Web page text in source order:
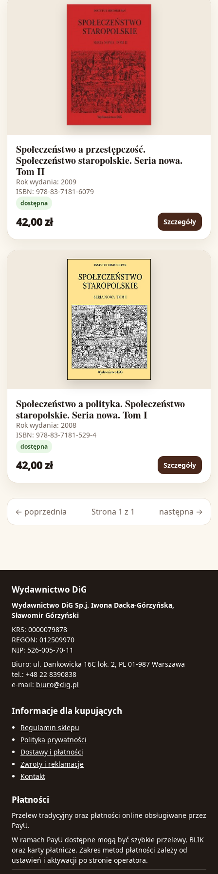
Społeczeństwo a przestępczość.
Społeczeństwo staropolskie. Seria nowa.
Tom II
Rok wydania: 2009
ISBN: 978-83-7181-6079
dostępna
42,00 zł Szczegóły
Społeczeństwo a polityka. Społeczeństwo
staropolskie. Seria nowa. Tom I
Rok wydania: 2008
ISBN: 978-83-7181-529-4
dostępna
42,00 zł Szczegóły
← poprzednia Strona 1 z 1 następna →
Wydawnictwo DiG
Wydawnictwo DiG Sp.j. Iwona Dacka-Górzyńska,
Sławomir Górzyński
KRS: 0000079878
REGON: 012509970
NIP: 526-005-70-11
Biuro: ul. Dankowicka 16C lok. 2, PL 01-987 Warszawa
tel.: +48 22 8390838
e-mail: biuro@dig.pl
Informacje dla kupujących
Regulamin sklepu
Polityka prywatności
Dostawy i płatności
Zwroty i reklamacje
Kontakt
Płatności
Przelew tradycyjny oraz płatności online obsługiwane przez
PayU.
W ramach PayU dostępne mogą być szybkie przelewy, BLIK
oraz karty płatnicze. Zakres metod płatności zależy od
ustawień i aktywacji po stronie operatora.